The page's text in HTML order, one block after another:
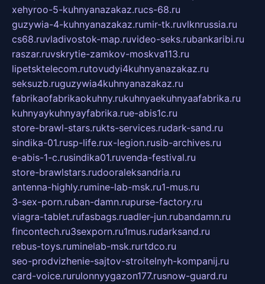
xehyroo-5-kuhnyanazakaz.rucs-68.ru
guzywia-4-kuhnyanazakaz.rumir-tk.ruvlknrussia.ru
cs68.ruvladivostok-map.ruvideo-seks.rubankaribi.ru
raszar.ruvskrytie-zamkov-moskva113.ru
lipetsktelecom.rutovudyi4kuhnyanazakaz.ru
seksuzb.ruguzywia4kuhnyanazakaz.ru
fabrikaofabrikaokuhny.rukuhnyaekuhnyaafabrika.ru
kuhnyaykuhnyayfabrika.rue-abis1c.ru
store-brawl-stars.rukts-services.rudark-sand.ru
sindika-01.rusp-life.rux-legion.rusib-archives.ru
e-abis-1-c.rusindika01.ruvenda-festival.ru
store-brawlstars.rudooraleksandria.ru
antenna-highly.rumine-lab-msk.ru1-mus.ru
3-sex-porn.ruban-damn.rupurse-factory.ru
viagra-tablet.rufasbags.ruadler-jun.rubandamn.ru
fincontech.ru3sexporn.ru1mus.rudarksand.ru
rebus-toys.ruminelab-msk.rurtdco.ru
seo-prodvizhenie-sajtov-stroitelnyh-kompanij.ru
card-voice.rurulonnyygazon177.rusnow-guard.ru